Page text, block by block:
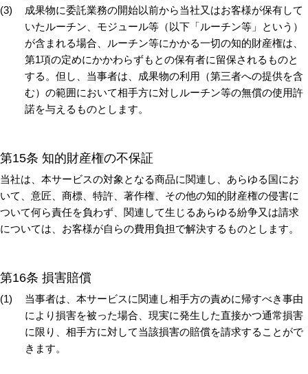
成果物に委託業務の開始以前から当社又はお客様が保有して
いたルーチン、モジュール等（以下「ルーチン等」という）
が含まれる場合、ルーチン等にかかる一切の知的財産権は、
第1項の定めにかかわらずもとの保有者に留保されるものと
する。但し、当事者は、成果物の利用（第三者への提供を含
む）の範囲において相手方に対しルーチン等の無償の使用許
諾を与えるものとします。
第15条 知的財産権の不保証
当社は、本サービスの対象となる商品に関連し、あらゆる国にお
いて、意匠、商標、特許、著作権、その他の知的財産権の侵害に
ついて何ら責任を負わず、関連して生じるあらゆる紛争又は請求
については、お客様が自らの費用負担で解決するものとします。
第16条 損害賠償
当事者は、本サービスに関連し相手方の責めに帰すべき事由
により損害を被った場合、現実に発生した直接かつ通常損害
に限り、相手方に対して当該損害の賠償を請求することがで
きます。